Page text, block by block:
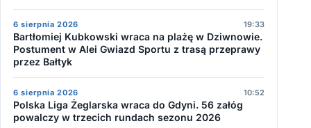
6 sierpnia 2026 19:33
Bartłomiej Kubkowski wraca na plażę w Dziwnowie.
Postument w Alei Gwiazd Sportu z trasą przeprawy
przez Bałtyk
6 sierpnia 2026 10:52
Polska Liga Żeglarska wraca do Gdyni. 56 załóg
powalczy w trzecich rundach sezonu 2026